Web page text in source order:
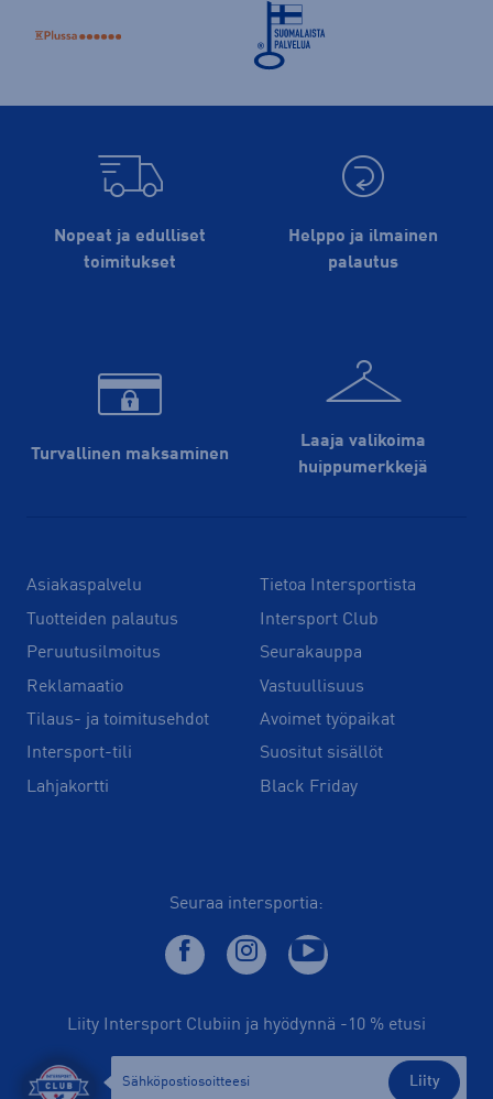
Nopeat ja edulliset
toimitukset
Helppo ja ilmainen
palautus
Turvallinen maksaminen
Laaja valikoima
huippu­merkkejä
Asiakaspalvelu
Tuotteiden palautus
Peruutusilmoitus
Reklamaatio
Tilaus- ja toimitusehdot
Intersport-tili
Lahjakortti
Tietoa Intersportista
Intersport Club
Seurakauppa
Vastuullisuus
Avoimet työpaikat
Suositut sisällöt
Black Friday
Seuraa intersportia:
Liity Intersport Clubiin ja hyödynnä -10 % etusi
Liity